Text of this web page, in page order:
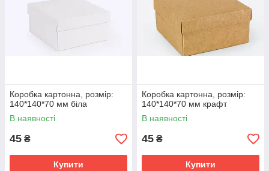
Коробка картонна, розмір:
140*140*70 мм біла
В наявності
45 ₴
Купити
Коробка картонна, розмір:
140*140*70 мм крафт
В наявності
45 ₴
Купити